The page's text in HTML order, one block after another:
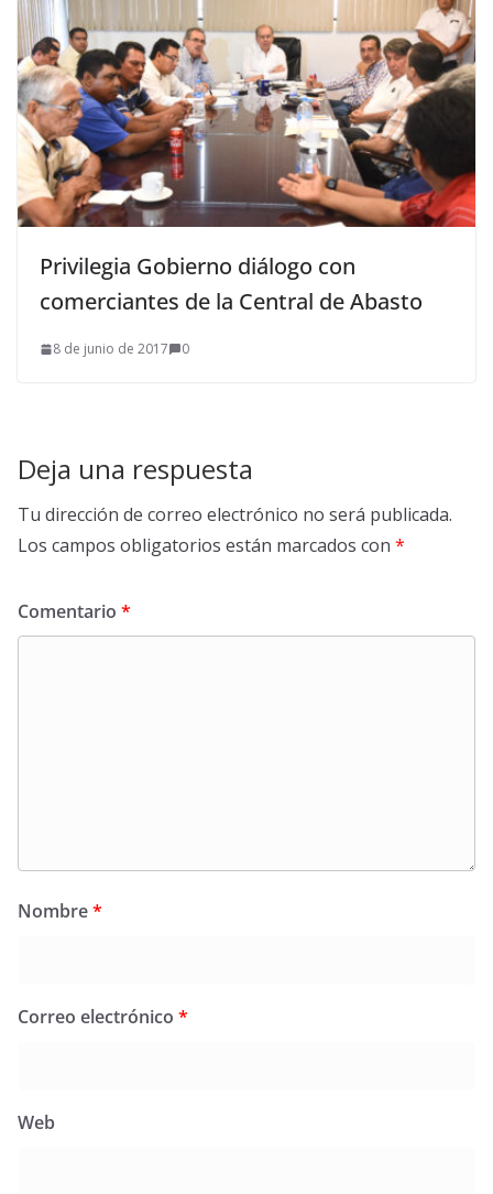
Privilegia Gobierno diálogo con
comerciantes de la Central de Abasto
8 de junio de 2017 0
Deja una respuesta
Tu dirección de correo electrónico no será publicada.
Los campos obligatorios están marcados con *
Comentario *
Nombre*
Correo electrónico *
Web